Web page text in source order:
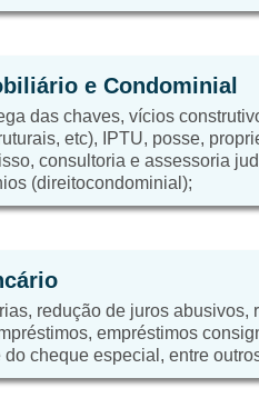
e Condominial
das chaves, vícios
etc), IPTU, posse,
consultoria e assessoria
(direitocondominial);
redução de juros abusivos,
empréstimos
do cheque especial, entre